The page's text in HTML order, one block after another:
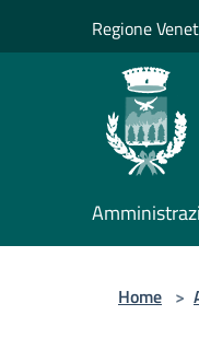
Regione
Home >